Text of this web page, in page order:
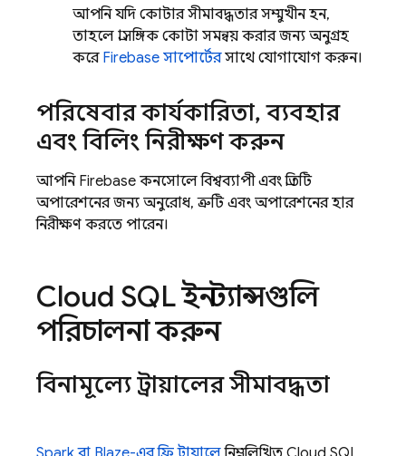
আপনি যদি কোটার সীমাবদ্ধতার সম্মুখীন হন,
তাহলে প্রাসঙ্গিক কোটা সমন্বয় করার জন্য অনুগ্রহ
করে Firebase সাপোর্টেরসাথে যোগাযোগ করুন।
পরিষেবার কার্যকারিতা,ব্যবহার
এবং বিলিং নিরীক্ষণ করুন
আপনি Firebase কনসোলে বিশ্বব্যাপী এবং প্রতিটি
অপারেশনের জন্য অনুরোধ, ত্রুটি এবং অপারেশনের হার
নিরীক্ষণ করতে পারেন।
Cloud SQLইনস্ট্যান্সগুলি
পরিচালনা করুন
বিনামূল্যে ট্রায়ালের সীমাবদ্ধতা